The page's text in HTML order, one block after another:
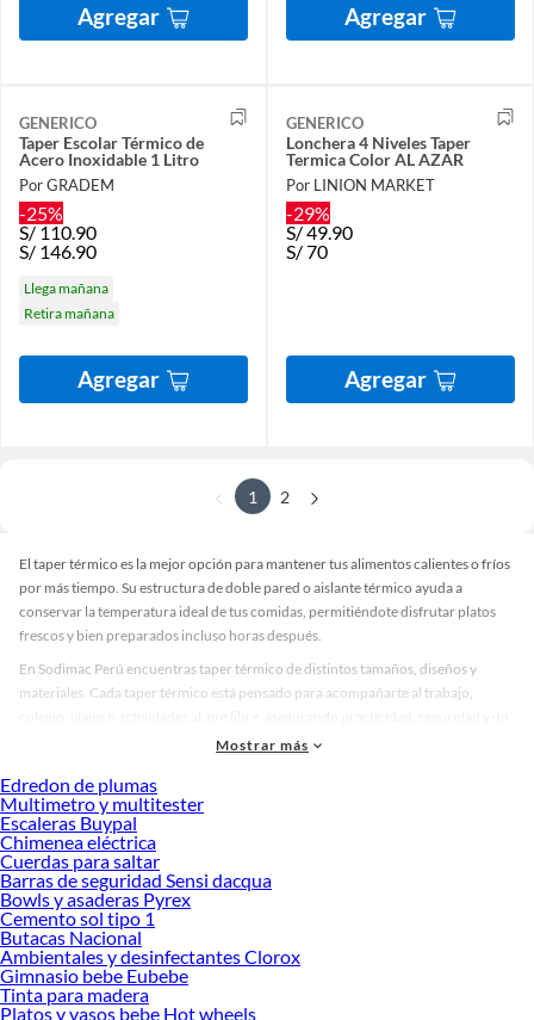
Agregar Agregar
GENERICO
Taper Escolar Térmico de
Acero Inoxidable 1 Litro
Por GRADEM
-25%
S/ 110.90
S/ 146.90
Llega mañana
Retira mañana
Agregar
GENERICO
Lonchera 4 Niveles Taper
Termica Color AL AZAR
Por LINION MARKET
-29%
S/49.90
S/70
Agregar
1 2
El taper térmico es la mejor opción para mantener tus alimentos calientes o fríos
por más tiempo. Su estructura de doble pared o aislante térmico ayuda a
conservar la temperatura ideal de tus comidas, permitiéndote disfrutar platos
frescos y bien preparados incluso horas después.
En Sodimac Perú encuentras taper térmico de distintos tamaños, diseños y
materiales. Cada taper térmico está pensado para acompañarte al trabajo,
transporte cómodo sin derrames.
Antes de escoger un taper térmico, evalúa la capacidad que necesitas según tus
porciones. Los modelos más compactos son ideales para snacks o pequeñas
comidas, mientras que un taper térmico grande es perfecto para almuerzos
completos.
También considera el tipo de cierre. Un taper térmico con tapa roscada o con
trabas de seguridad proporciona mayor hermeticidad, especialmente si llevas
alimentos líquidos. Esto evita filtraciones y mantiene la temperatura por más
tiempo.
Mostrar más
Edredon de plumas
Multimetro y multitester
Escaleras Buypal
Chimenea eléctrica
Cuerdas para saltar
Barras de seguridad Sensi dacqua
Bowls y asaderas Pyrex
Cemento sol tipo 1
Butacas Nacional
Ambientales y desinfectantes Clorox
Gimnasio bebe Eubebe
Tinta para madera
Platos y vasos bebe Hot wheels